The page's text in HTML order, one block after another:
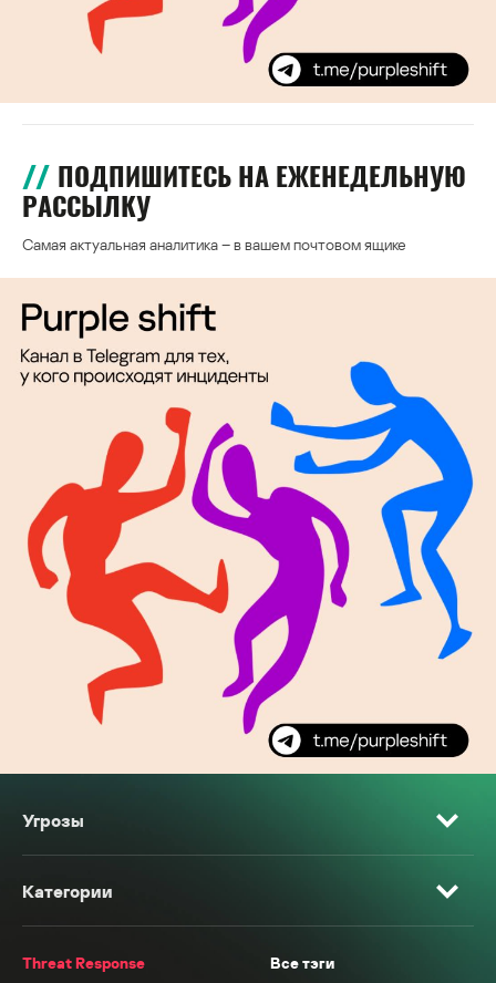
ПОДПИШИТЕСЬ НА ЕЖЕНЕДЕЛЬНУЮ
РАССЫЛКУ
Самая актуальная аналитика – в вашем почтовом ящике
Угрозы
Категории
Threat Response
Все тэги